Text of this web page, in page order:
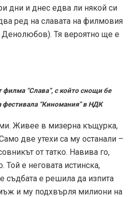
дни и днес едва ли някой си
ред на славата на филмовия
Тя вероятно ще е
филма “Слава”, с който снощи бе
фестивала “Киномания” в НДК
Живее в мизерна къщурка,
две утехи са му останали –
от татко. Навива го,
Той е неговата истинска,
съдбата е решила да изпита
и му подхвърля милиони на